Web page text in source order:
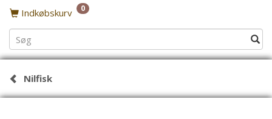
Indkøbskurv 0
Nilfisk